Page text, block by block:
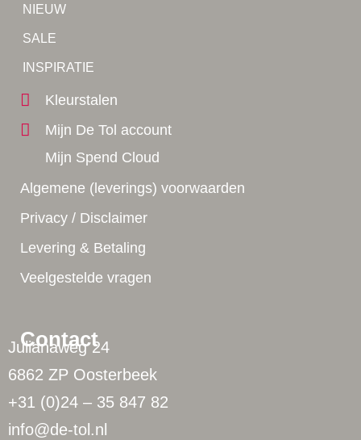
Contact
Julianaweg 24
6862 ZP Oosterbeek
+31 (0)24 – 35 847 82
info@de-tol.nl
NIEUW
SALE
INSPIRATIE
Kleurstalen
Mijn De Tol account
Mijn Spend Cloud
Algemene (leverings) voorwaarden
Privacy / Disclaimer
Levering & Betaling
Veelgestelde vragen